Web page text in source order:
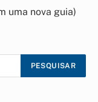
uma nova guia)